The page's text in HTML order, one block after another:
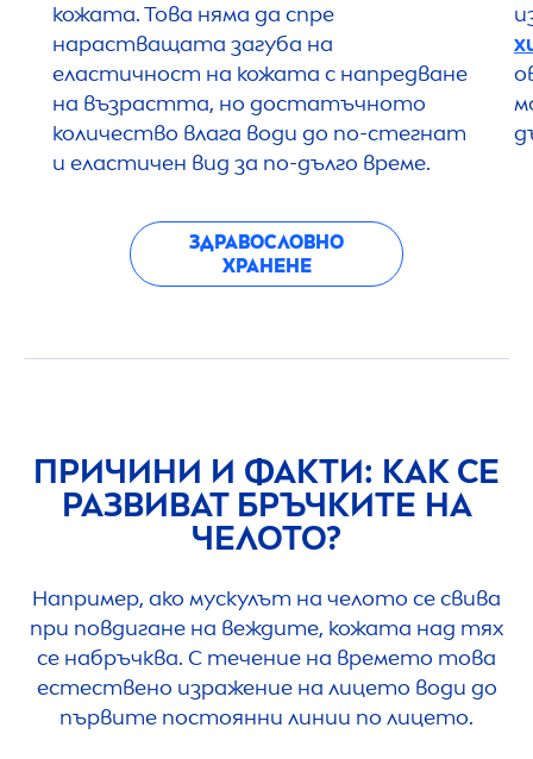
кожата. Това няма да спре
нарастващата загуба на
еластичност на кожата с напредване
на възрастта, но достатъчното
количество влага води до по-стегнат
и еластичен вид за по-дълго време.
ЗДРАВОСЛОВНО
ХРАНЕНЕ
ПРИЧИНИ И ФАКТИ: КАК СЕ
РАЗВИВАТ БРЪЧКИТЕ НА
ЧЕЛОТО?
Например, ако мускулът на челото се свива
при повдигане на веждите, кожата над тях
се набръчква. С течение на времето това
естествено изражение на лицето води до
първите постоянни линии по лицето.